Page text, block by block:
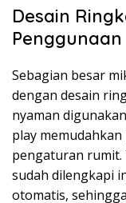
Desain
Penggunaan
Sebagian besar
dengan desain
nyaman
play
pengaturan rumit.
sudah dilengkapi
otomatis,